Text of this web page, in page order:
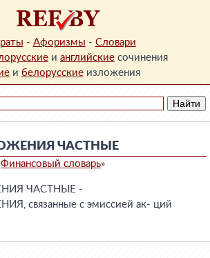
- Афоризмы - Словари
и английские сочинения
и белорусскиеизложения
ЧАСТНЫЕ
Финансовый словарь»
ЧАСТНЫЕ -
связанные с эмиссией ак- ций